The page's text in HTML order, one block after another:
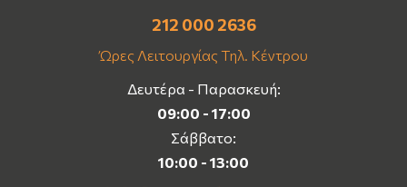
212 000 2636
Ώρες Λειτουργίας Τηλ. Κέντρου
Δευτέρα - Παρασκευή:
09:00 - 17:00
Σάββατο:
10:00 - 13:00